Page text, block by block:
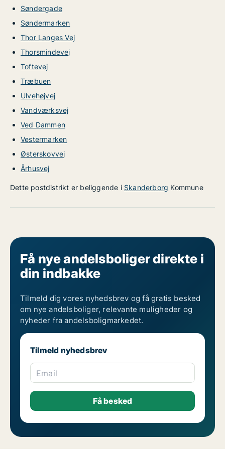
Søndergade
Søndermarken
Thor Langes Vej
Thorsmindevej
Toftevej
Træbuen
Ulvehøjvej
Vandværksvej
Ved Dammen
Vestermarken
Østerskovvej
Århusvej
Dette postdistrikt er beliggende i Skanderborg Kommune
Få nye andelsboliger direkte i
din indbakke
Tilmeld dig vores nyhedsbrev og få gratis besked
om nye andelsboliger, relevante muligheder og
nyheder fra andelsboligmarkedet.
Tilmeld nyhedsbrev
Email